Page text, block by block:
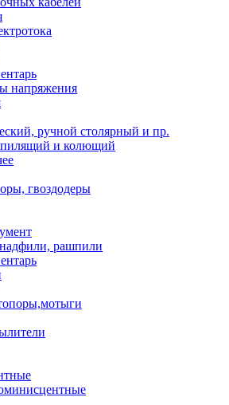
напряжения
ручной столярный и пр.
и колющий
гвоздодеры
рашпили